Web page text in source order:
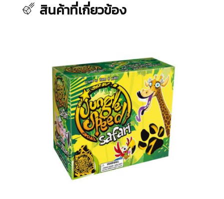
สินค้าที่เกี่ยวข้อง